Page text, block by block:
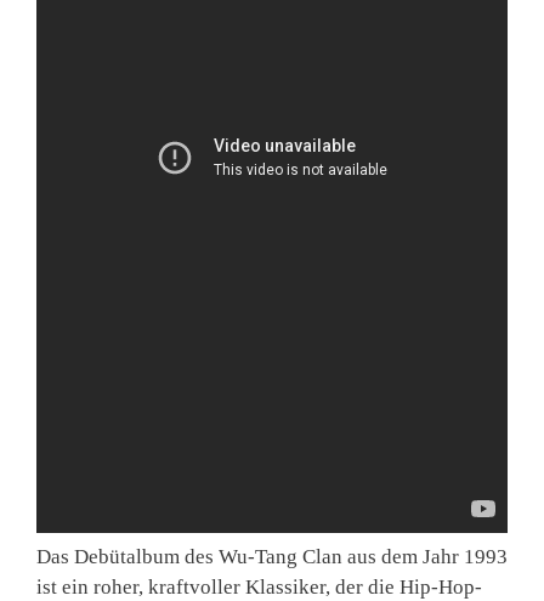
Das Debütalbum des Wu-Tang Clan aus dem Jahr 1993
ist ein roher, kraftvoller Klassiker, der die Hip-Hop-